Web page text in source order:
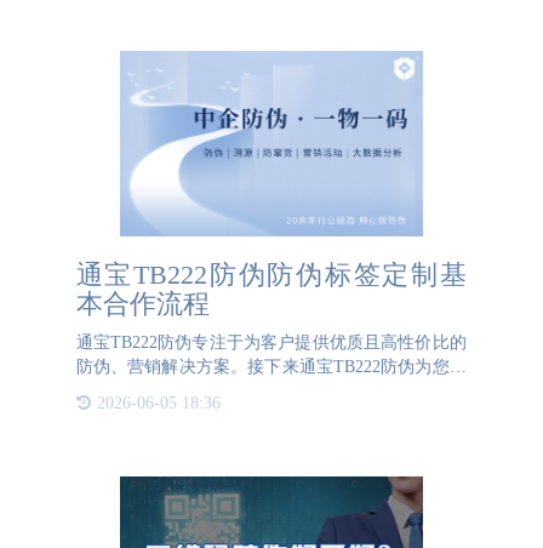
通宝TB222防伪防伪标签定制基
本合作流程
通宝TB222防伪专注于为客户提供优质且高性价比的
防伪、营销解决方案。接下来通宝TB222防伪为您简
通宝TB222防伪的官方人员后，一般是由公司的市场
2026-06-05 18:36